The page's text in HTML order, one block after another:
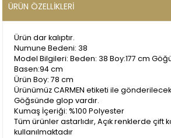
ÜRÜN ÖZELLIKLERI
Ürün dar kalıptır.
Numune Bedeni: 38
Model Bilgileri: Beden: 38 Boy:177 cm
Basen:94 cm
Ürün Boy: 78 cm
Ürünümüz CARMEN etiketi ile
Göğsünde glop vardır.
Kumaş İçeriği: %100 Polyester
Tüm ürünler astarlıdır, Açık renklerde çift
kullanılmaktadır